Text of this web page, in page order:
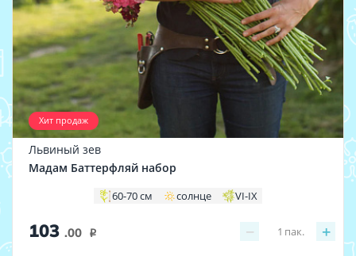
Хит продаж
Львиный зев
Мадам Баттерфляй набор
60-70 см солнце VI-IX
103 .00 i − +
1 пак.